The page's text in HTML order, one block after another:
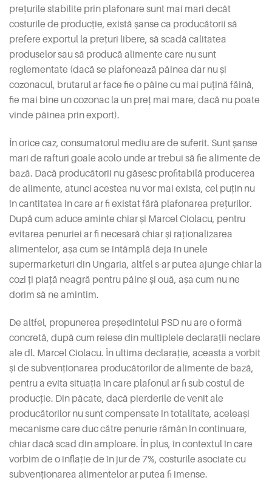
prețurile stabilite prin plafonare sunt mai mari decât
costurile de producție, există șanse ca producătorii să
prefere exportul la prețuri libere, să scadă calitatea
produselor sau să producă alimente care nu sunt
reglementate (dacă se plafonează pâinea dar nu și
cozonacul, brutarul ar face fie o pâine cu mai puțină făină,
fie mai bine un cozonac la un preț mai mare, dacă nu poate
vinde pâinea prin export).
În orice caz, consumatorul mediu are de suferit. Sunt șanse
mari de rafturi goale acolo unde ar trebui să fie alimente de
bază. Dacă producătorii nu găsesc profitabilă producerea
de alimente, atunci acestea nu vor mai exista, cel puțin nu
în cantitatea în care ar fi existat fără plafonarea prețurilor.
După cum aduce aminte chiar și Marcel Ciolacu, pentru
evitarea penuriei ar fi necesară chiar și raționalizarea
alimentelor, așa cum se întâmplă deja în unele
supermarketuri din Ungaria, altfel s-ar putea ajunge chiar la
cozi ți piață neagră pentru pâine și ouă, așa cum nu ne
dorim să ne amintim.
De altfel, propunerea președintelui PSD nu are o formă
concretă, după cum reiese din multiplele declarații neclare
ale dl. Marcel Ciolacu. În ultima declarație, aceasta a vorbit
și de subvenționarea producătorilor de alimente de bază,
pentru a evita situația în care plafonul ar fi sub costul de
producție. Din păcate, dacă pierderile de venit ale
producătorilor nu sunt compensate în totalitate, aceleași
mecanisme care duc către penurie rămân în continuare,
chiar dacă scad din amploare. În plus, în contextul în care
vorbim de o inflație de în jur de 7%, costurile asociate cu
subvenționarea alimentelor ar putea fi imense.